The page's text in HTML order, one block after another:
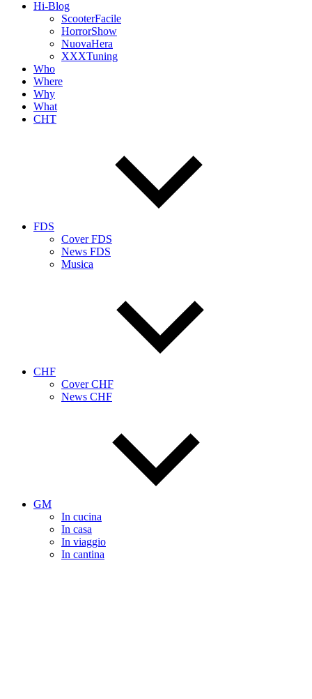
Hi-Blog
ScooterFacile
HorrorShow
NuovaHera
XXXTuning
Who
Where
Why
What
CHT
FDS
Cover FDS
News FDS
Musica
CHF
Cover CHF
News CHF
GM
In cucina
In casa
In viaggio
In cantina